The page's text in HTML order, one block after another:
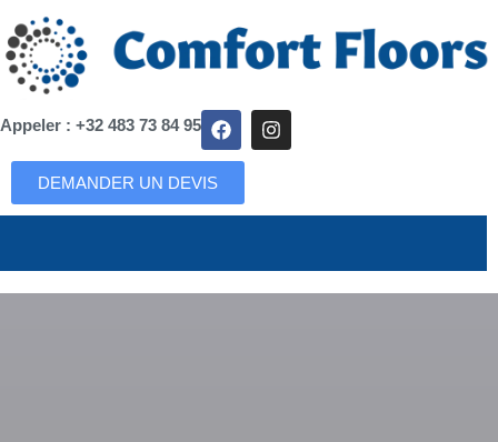
Appeler : +32 483 73 84 95
DEMANDER UN DEVIS